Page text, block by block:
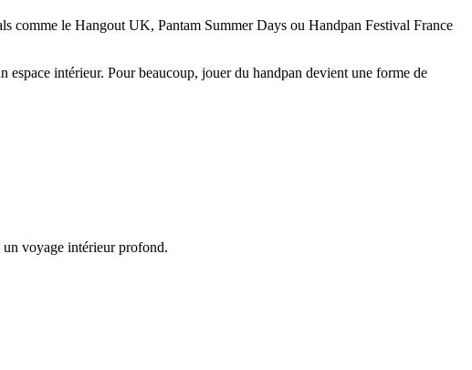
comme le Hangout UK, Pantam Summer Days ou Handpan Festival France
espace intérieur. Pour beaucoup, jouer du handpan devient une forme de
un voyage intérieur profond.